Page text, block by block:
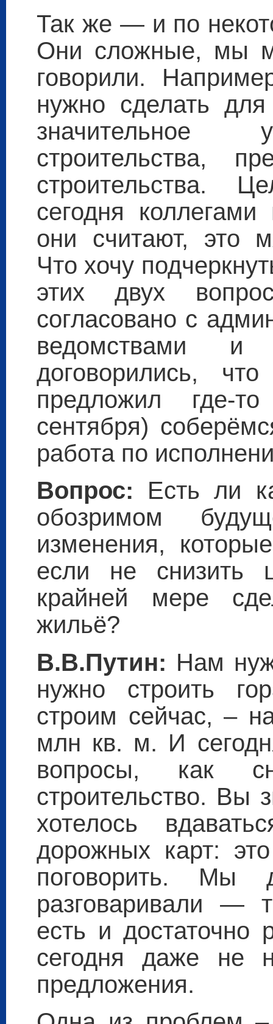
Так же — и по
Они сложные, мы
говорили.
нужно сделать
значительное
строительства,
строительства.
сегодня
они считают, это
Что хочу
этих двух
согласовано с
ведомствами и
договорились,
предложил где-
сентября)
работа по
Вопрос: Есть ли
обозримом
изменения,
если не
крайней мере
жильё?
В.В.Путин: Нам
нужно строить
строим сейчас, –
млн кв. м. И
вопросы, как
строительство. Вы
хотелось
дорожных карт:
поговорить. Мы
разговаривали —
есть и достаточно
сегодня даже не
предложения.